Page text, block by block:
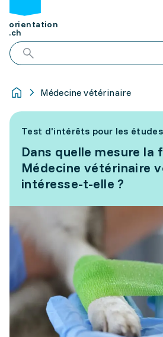
orientation
.ch
Médecine vétérinaire
Test d'intérêts pour les études
Dans quelle mesure la
Médecine vétérinaire
intéresse-t-elle ?